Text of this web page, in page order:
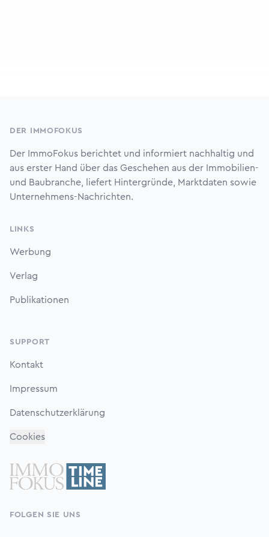
DER IMMOFOKUS
Der ImmoFokus berichtet und informiert nachhaltig und
aus erster Hand über das Geschehen aus der Immobilien-
und Baubranche, liefert Hintergründe, Marktdaten sowie
Unternehmens-Nachrichten.
LINKS
Werbung
Verlag
Publikationen
SUPPORT
Kontakt
Impressum
Datenschutzerklärung
Cookies
FOLGEN SIE UNS